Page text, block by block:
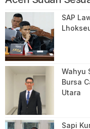
SAP
Wahyu
Bursa
Utara
Sapi